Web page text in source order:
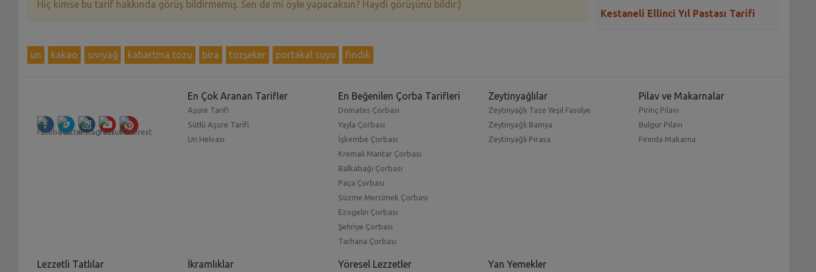
Hiç kimse bu tarif hakkında görüş bildirmemiş. Sen de mi öyle yapacaksın? Haydi görüşünü bildir:)
un kakao sıvıyağ kabartma tozu bira tozşeker portakal suyu fındık
Kestaneli Ellinci Yıl Pastası Tarifi
En Çok Aranan Tarifler
Aşure Tarifi
Sütlü Aşure Tarifi
Un Helvası
En Beğenilen Çorba Tarifleri
Domates Çorbası
Yayla Çorbası
İşkembe Çorbası
Kremalı Mantar Çorbası
Balkabağı Çorbası
Paça Çorbası
Süzme Mercimek Çorbası
Ezogelin Çorbası
Şehriye Çorbası
Tarhana Çorbası
Zeytinyağlılar
Zeytinyağlı Taze Yeşil Fasulye
Zeytinyağlı Bamya
Zeytinyağlı Pırasa
Pilav ve Makarnalar
Pirinç Pilavı
Bulgur Pilavı
Fırında Makarna
Lezzetli Tatlılar İkramlıklar Yöresel Lezzetler Yan Yemekler